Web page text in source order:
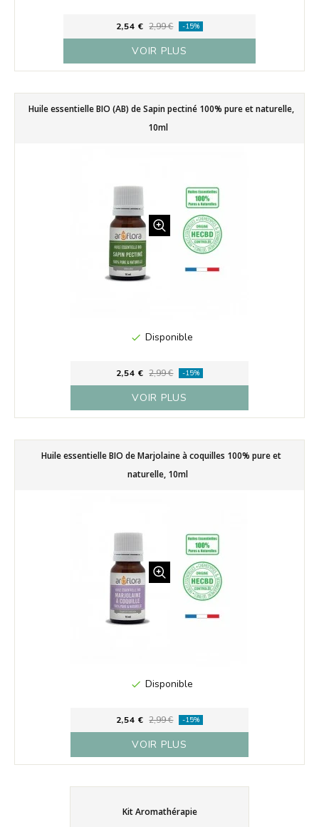
2,54 € 2,99 € -15%
VOIR PLUS
Huile essentielle BIO (AB) de Sapin pectiné 100% pure et naturelle,
10ml
 Disponible
2,54 € 2,99 € -15%
VOIR PLUS
Huile essentielle BIO de Marjolaine à coquilles 100% pure et
naturelle, 10ml
 Disponible
2,54 € 2,99 € -15%
VOIR PLUS
Kit Aromathérapie